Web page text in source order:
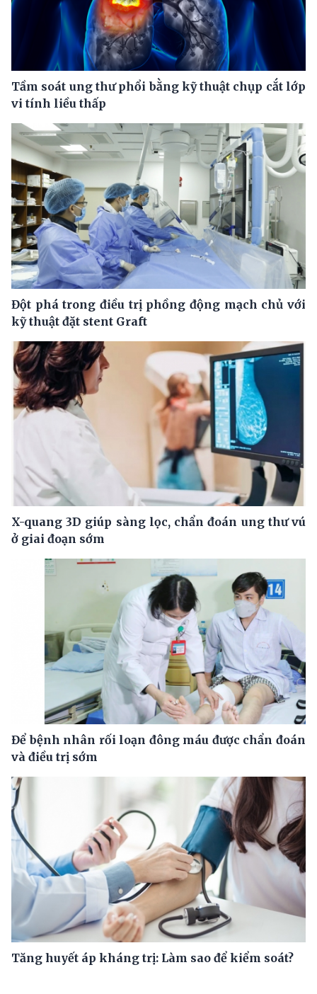
Tầm soát ung thư phổi bằng kỹ thuật chụp cắt lớp
vi tính liều thấp
Đột phá trong điều trị phồng động mạch chủ với
kỹ thuật đặt stent Graft
X-quang 3D giúp sàng lọc, chẩn đoán ung thư vú
ở giai đoạn sớm
Để bệnh nhân rối loạn đông máu được chẩn đoán
và điều trị sớm
Tăng huyết áp kháng trị: Làm sao để kiểm soát?